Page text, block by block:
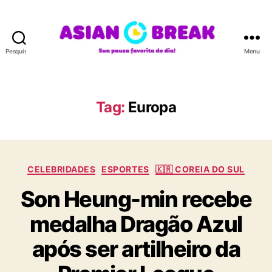
Pesquisar
A
N
R
A
Menu
Tag: Europa
C
g
o
r
i
CELEBRIDADES ESPORTES 🇰🇷 COREIA DO SUL
Son Heung-min recebe
medalha Dragão Azul
após ser artilheiro da